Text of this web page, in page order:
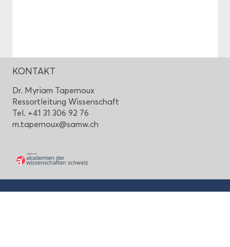
KON­TAKT
Dr. My­ri­am Ta­per­noux
Res­sort­lei­tung Wis­sen­schaft
Tel. +41 31 306 92 76
m.ta­per­noux@samw.ch